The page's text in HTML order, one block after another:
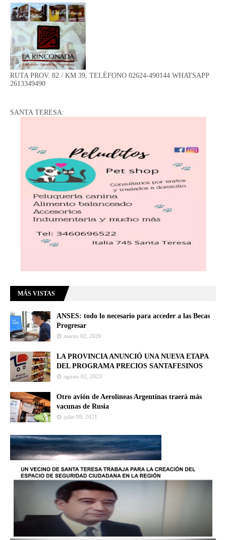
RUTA PROV. 82 / KM 39, TELÉFONO 02624-490144 WHATSAPP
2613349490
SANTA TERESA:
MÁS VISTAS
ANSES: todo lo necesario para acceder a las Becas
Progresar
marzo 02, 2026
LA PROVINCIA ANUNCIÓ UNA NUEVA ETAPA
DEL PROGRAMA PRECIOS SANTAFESINOS
agosto 02, 2023
Otro avión de Aerolíneas Argentinas traerá más
vacunas de Rusia
julio 09, 2021